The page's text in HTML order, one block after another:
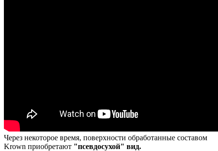
Через некоторое время, поверхности обработанные составом
Krown приобретают "псевдосухой" вид.